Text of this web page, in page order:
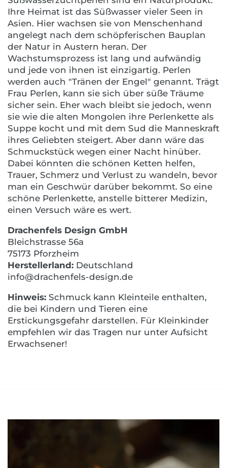
Ihre Heimat ist das Süßwasser vieler Seen in
Asien. Hier wachsen sie von Menschenhand
angelegt nach dem schöpferischen Bauplan
der Natur in Austern heran. Der
Wachstumsprozess ist lang und aufwändig
und jede von ihnen ist einzigartig. Perlen
werden auch "Tränen der Engel" genannt. Trägt
Frau Perlen, kann sie sich über süße Träume
sicher sein. Eher wach bleibt sie jedoch, wenn
sie wie die alten Mongolen ihre Perlenkette als
Suppe kocht und mit dem Sud die Manneskraft
ihres Geliebten steigert. Aber dann wäre das
Schmuckstück wegen einer Nacht hinüber.
Dabei könnten die schönen Ketten helfen,
Trauer, Schmerz und Verlust zu wandeln, bevor
man ein Geschwür darüber bekommt. So eine
schöne Perlenkette, anstelle bitterer Medizin,
einen Versuch wäre es wert.
Drachenfels Design GmbH
Bleichstrasse 56a
75173 Pforzheim
Herstellerland: Deutschland
info@drachenfels-design.de
Hinweis: Schmuck kann Kleinteile enthalten,
die bei Kindern und Tieren eine
Erstickungsgefahr darstellen. Für Kleinkinder
empfehlen wir das Tragen nur unter Aufsicht
Erwachsener!